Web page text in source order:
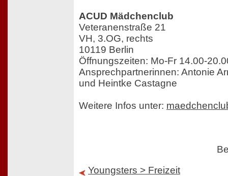
ACUD Mädchenclub
Veteranenstraße 21
VH, 3.OG, rechts
10119 Berlin
Öffnungszeiten: Mo-Fr 14.00-
Ansprechpartnerinnen: Antonie
und Heintke Castagne
Weitere Infos unter:
Youngsters > Freizeit